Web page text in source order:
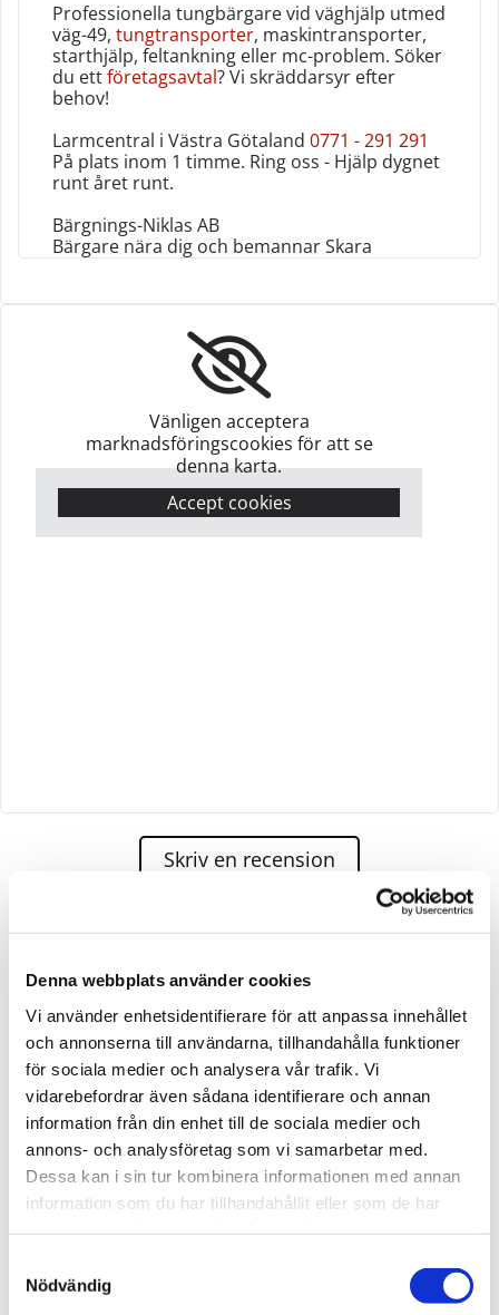
Denna webbplats använder cookies
Vi använder enhetsidentifierare för att anpassa innehållet
och annonserna till användarna, tillhandahålla funktioner
för sociala medier och analysera vår trafik. Vi
vidarebefordrar även sådana identifierare och annan
information från din enhet till de sociala medier och
annons- och analysföretag som vi samarbetar med.
Dessa kan i sin tur kombinera informationen med annan
information som du har tillhandahållit eller som de har
Nödvändig
Professionella tungbärgare vid väghjälp utmed
väg-49, tungtransporter, maskintransporter,
starthjälp, feltankning eller mc-problem. Söker
du ettföretagsavtal? Vi skräddarsyr efter
behov!
Larmcentral i Västra Götaland 0771 - 291 291
På plats inom 1 timme. Ring oss - Hjälp dygnet
runt året runt‎.
Bärgnings-Niklas AB
Bärgare nära dig och bemannar Skara
Vänligen acceptera
marknadsföringscookies för att se
denna karta.
Accept cookies
Skriv en recension
för;
Mrf-bärgarna
Allbärgning
Scania bärgning
Volvo action
Volvo assistance
Audi mobility